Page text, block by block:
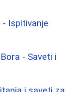
Ispitivanje
- Saveti i